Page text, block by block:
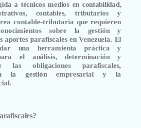
a técnicos medios en contabilidad,
contables,tributarios
y
contable-tributaria que requieren
sobre la gestión
y
aportes parafiscales en Venezuela. El
una herramienta práctica
y
el análisis, determinación
y
las obligaciones
parafiscales,
la gestión empresarial y
la